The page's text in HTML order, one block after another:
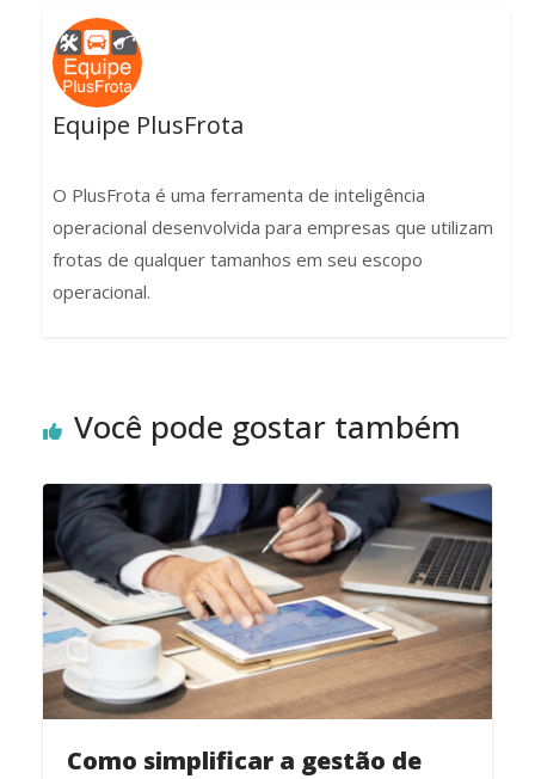
Equipe PlusFrota
O PlusFrota é uma ferramenta de inteligência
operacional desenvolvida para empresas que utilizam
frotas de qualquer tamanhos em seu escopo
operacional.
Você pode gostar também
Como simplificar a gestão de